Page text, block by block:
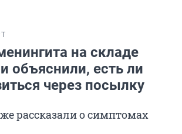
на складе
объяснили, есть ли
через посылку
рассказали о симптомах